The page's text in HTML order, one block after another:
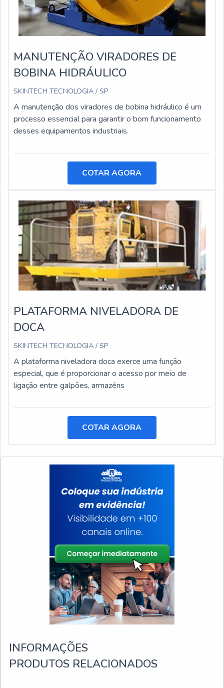
MANUTENÇÃO VIRADORES DE
BOBINA HIDRÁULICO
SKINTECH TECNOLOGIA / SP
A manutenção dos viradores de bobina hidráulico é um
processo essencial para garantir o bom funcionamento
desses equipamentos industriais.
COTAR AGORA
PLATAFORMA NIVELADORA DE
DOCA
SKINTECH TECNOLOGIA / SP
A plataforma niveladora doca exerce uma função
especial, que é proporcionar o acesso por meio de
ligação entre galpões, armazéns
COTAR AGORA
INFORMAÇÕES
PRODUTOS RELACIONADOS